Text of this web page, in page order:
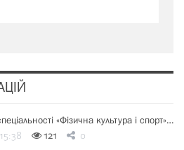
«Фізична культура і спорт»…
121 0